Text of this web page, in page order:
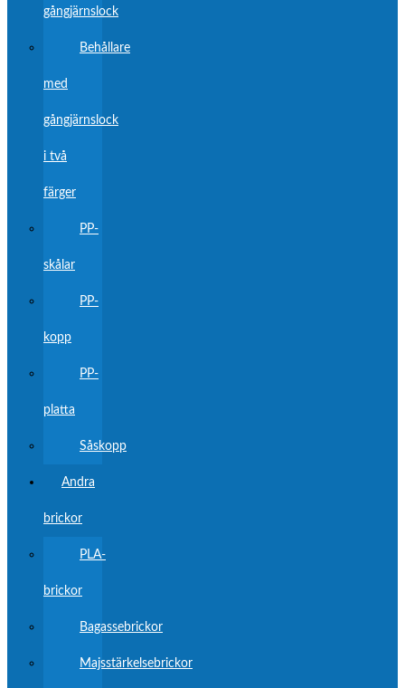
gångjärnslock
Behållare
med
gångjärnslock
i två
färger
PP-
skålar
PP-
kopp
PP-
platta
Såskopp
Andra
brickor
PLA-
brickor
Bagassebrickor
Majsstärkelsebrickor